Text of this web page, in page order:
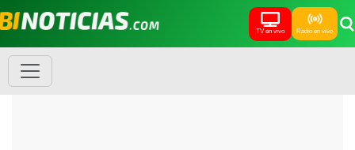
TV en vivo Radio en vivo